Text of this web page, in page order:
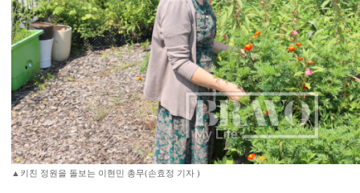
▲키친 정원을 돌보는 이현민 총무(손효정 기자 )